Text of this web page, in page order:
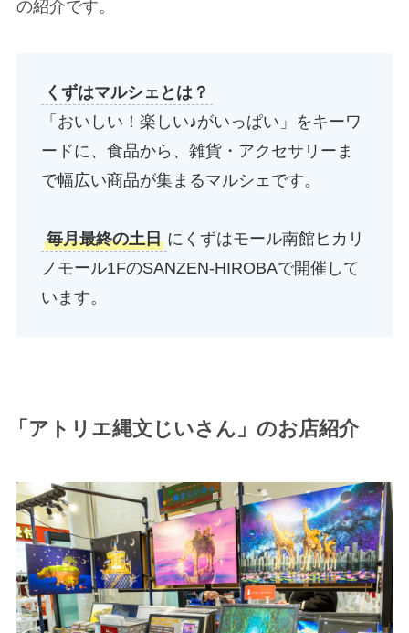
の紹介です。
くずはマルシェとは？
「おいしい！楽しい♪がいっぱい」をキーワ
ードに、食品から、雑貨・アクセサリーま
で幅広い商品が集まるマルシェです。
毎月最終の土日 にくずはモール南館ヒカリ
ノモール1FのSANZEN-HIROBAで開催して
います。
「アトリエ縄文じいさん」のお店紹介